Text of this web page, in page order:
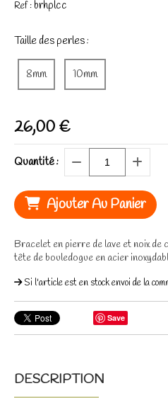
Ref : brhplcc
Taille des perles :
8mm 10mm
26,00 €
Quantité :
Ajouter Au Panier
Bracelet en pierre de lave et noix de
tête de bouledogue en acier
Si l'article est en stock envoi de la
Save
DESCRIPTION